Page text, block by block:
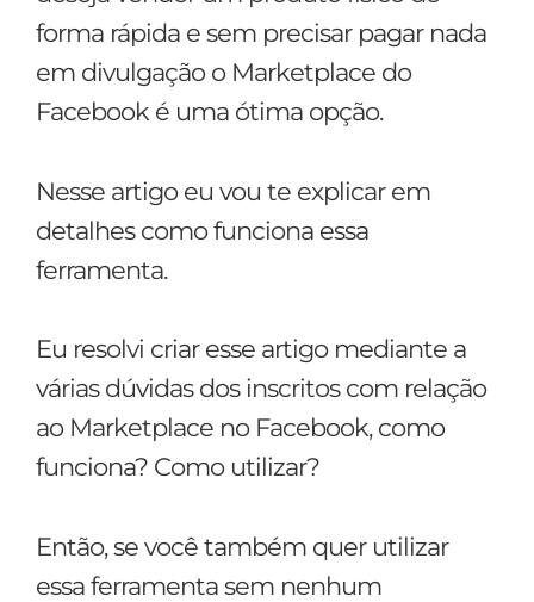
forma rápida e sem precisar pagar nada
em divulgação o Marketplace do
Facebook é uma ótima opção.
Nesse artigo eu vou te explicar em
detalhes como funciona essa
ferramenta.
Eu resolvi criar esse artigo mediante a
várias dúvidas dos inscritos com relação
ao Marketplace no Facebook, como
funciona? Como utilizar?
Então, se você também quer utilizar
essa ferramenta sem nenhum